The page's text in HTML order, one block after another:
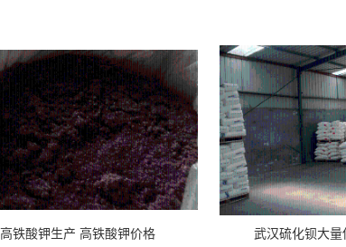
高铁酸钾生产 高铁酸钾价格 武汉硫化钡大